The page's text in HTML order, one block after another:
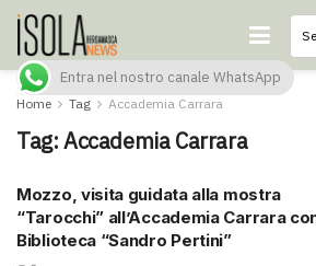
Home Tag Accademia Carrara
Tag:Accademia Carrara
Mozzo, visita guidata alla mostra
“Tarocchi” all’Accademia Carrara
Biblioteca “Sandro Pertini”
Entra nel nostro canale WhatsApp